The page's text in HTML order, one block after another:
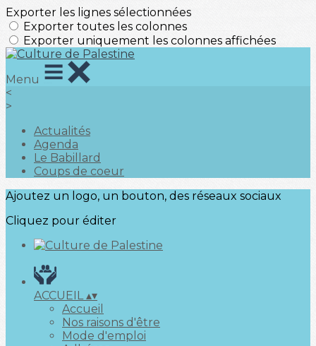
Exporter les lignes sélectionnées
Exporter toutes les colonnes
Exporter uniquement les colonnes affichées
Menu
<
>
Actualités
Agenda
Le Babillard
Coups de coeur
Ajoutez un logo, un bouton, des réseaux sociaux
Cliquez pour éditer
ACCUEIL▴▾
Accueil
Nos raisons d'être
Mode d'emploi